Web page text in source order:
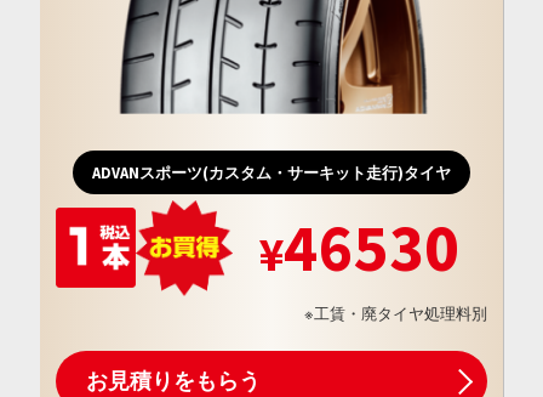
ADVANスポーツ(カスタム・サーキット走行)タイヤ
46530
※工賃・廃タイヤ処理料別
お見積りをもらう